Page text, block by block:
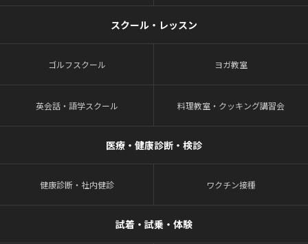
スクール・レッスン
ゴルフスクール ヨガ教室
英会話・語学スクール 料理教室・クッキング講習会
医療・健康診断・検診
健康診断・社内健診 ワクチン接種
試着・試乗・体験